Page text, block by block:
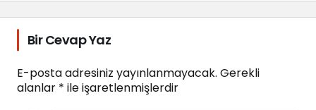
Bir Cevap Yaz
E-posta adresiniz yayınlanmayacak. Gerekli
alanlar * ile işaretlenmişlerdir